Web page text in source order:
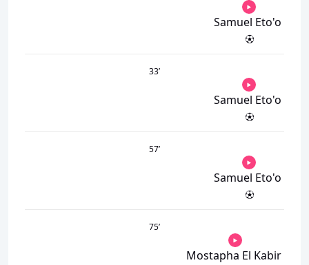
Samuel Eto'o
33’
Samuel Eto'o
57’
Samuel Eto'o
75’
Mostapha El Kabir